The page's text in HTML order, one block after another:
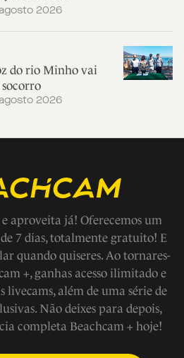
2026
do rio Minho vai
2026
aproveita já! Oferecemos um
7 dias, totalmente gratuito! E
quando quiseres. Ao tornares-
+, ganhas acesso ilimitado e
livecams, além de uma série de
Não deixes para depois,
completa Beachcam + hoje!